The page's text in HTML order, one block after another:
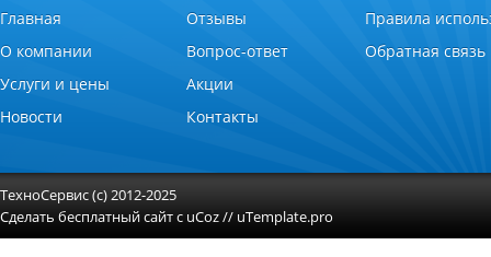
Главная
О компании
Услуги и цены
Новости
Отзывы
Вопрос-ответ
Акции
Контакты
Правила
Обратная связь
ТехноСервис (с) 2012-2025
Сделать бесплатный сайтс uCoz// uTemplate.pro